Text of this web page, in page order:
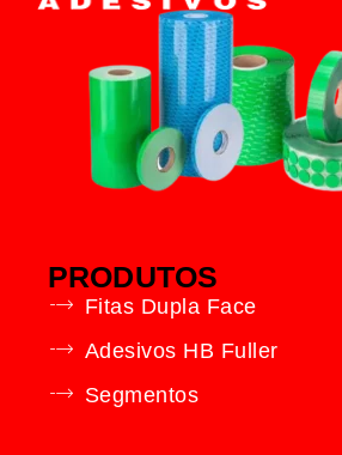
PRODUTOS
Fitas Dupla Face
Adesivos HB Fuller
Segmentos